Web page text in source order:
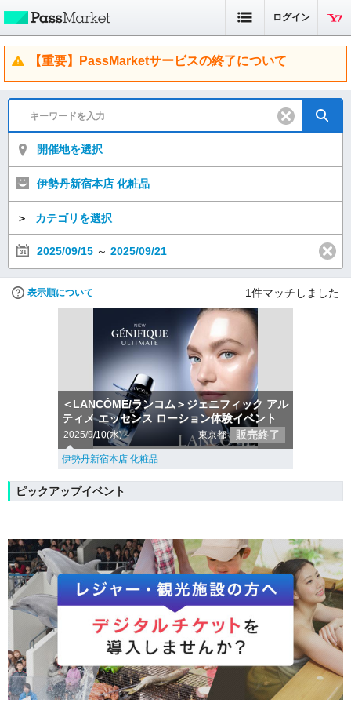
ログイン
【重要】PassMarketサービスの終了について
開催地を選択
伊勢丹新宿本店 化粧品
＞ カテゴリを選択
2025/09/15 ～ 2025/09/21
表示順について 1件マッチしました
＜LANCÔME/ランコム＞ジェニフィック アル
ティメ エッセンス ローション体験イベント
2025/9/10(水)～ 東京都 販売終了
伊勢丹新宿本店 化粧品
ピックアップイベント